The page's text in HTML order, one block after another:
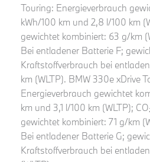
Touring: Energieverbrauch
kWh/100 km und 2,8 l/100 km
gewichtet kombiniert: 63 g/km
Bei entladener Batterie F;
Kraftstoffverbrauch bei
km (WLTP). BMW 330e xDrive
Energieverbrauch gewichtet
km und 3,1 l/100 km (WLTP);
gewichtet kombiniert: 71 g/km
Bei entladener Batterie G;
Kraftstoffverbrauch bei